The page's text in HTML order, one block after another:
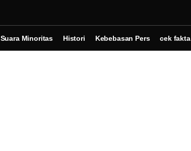
Suara Minoritas Histori Kebebasan Pers cek fakta